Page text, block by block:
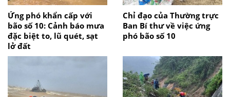
Ứng phó khẩn cấp với
bão số 10: Cảnh báo mưa
đặc biệt to, lũ quét, sạt
lở đất
Chỉ đạo của Thường trực
Ban Bí thư về việc ứng
phó bão số 10